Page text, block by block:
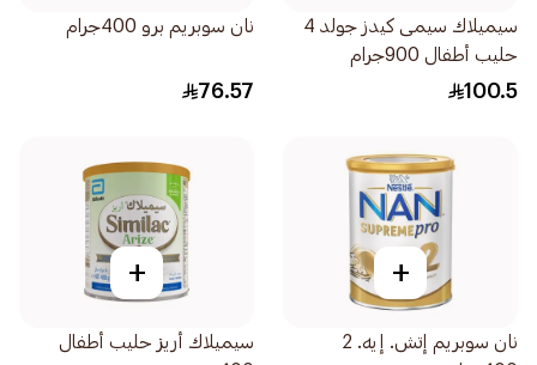
سيميلاك سيمى كيدز جولد 4
حليب أطفال 900جرام
100.5
نان سوبريم برو 400جرام
76.57
+
نان سوبريم إتش. إيه. 2
+
سيميلاك أريز حليب أطفال